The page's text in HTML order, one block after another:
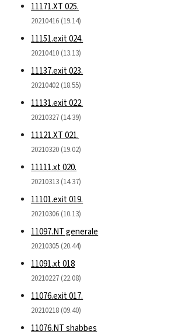
11171.XT 025.
20210416 (19.14)
11151.exit 024.
20210410 (13.13)
11137.exit 023.
20210402 (18.55)
11131.exit 022.
20210327 (14.39)
11121.XT 021.
20210320 (19.02)
11111.xt 020.
20210313 (14.37)
11101.exit 019.
20210306 (10.13)
11097.NT generale
20210305 (20.44)
11091.xt 018
20210227 (22.08)
11076.exit 017.
20210218 (09.40)
11076.NT shabbes